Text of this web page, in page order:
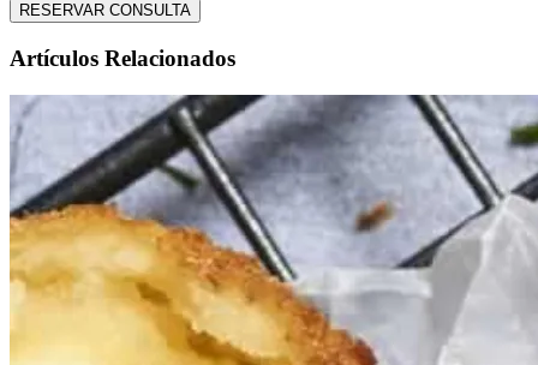
RESERVAR CONSULTA
Artículos Relacionados